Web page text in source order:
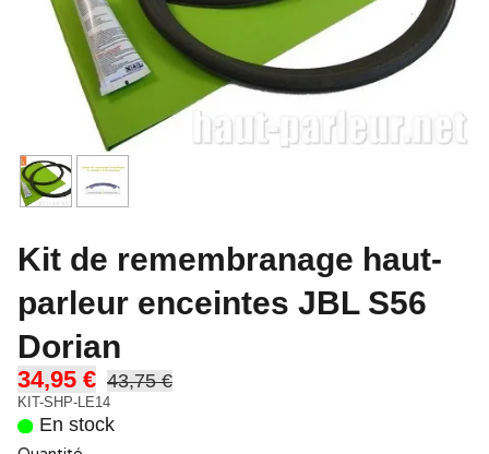
Kit de remembranage haut-
parleur enceintes JBL S56
Dorian
34,95 € 43,75 €
KIT-SHP-LE14
En stock